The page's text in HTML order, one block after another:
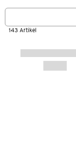
143 Artikel